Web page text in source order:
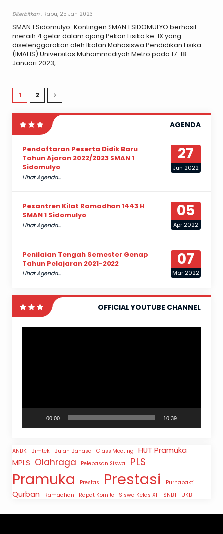
Diterbitkan: Rabu, 25 Jan 2023
SMAN 1 Sidomulyo-Kontingen SMAN 1 SIDOMULYO berhasil
meraih 4 gelar dalam ajang Pekan Fisika ke-IX yang
diselenggarakan oleh Ikatan Mahasiswa Pendidikan Fisika
(IMAFIS) Universitas Muhammadiyah Metro pada 17-18
Januari 2023,..
1 2
AGENDA
27
Jun 2022
Pendaftaran Peserta Didik Baru
Tahun Ajaran 2022/2023 SMAN 1
Sidomulyo
Lihat Agenda...
05
Apr 2022
Pesantren Kilat Ramadhan 1443 H
SMAN 1 Sidomulyo
Lihat Agenda...
07
Mar 2022
Penilaian Tengah Semester Genap
Tahun Pelajaran 2021-2022
Lihat Agenda...
OFFICIAL YOUTUBE CHANNEL
00:00 10:39
ANBK Bimtek Bulan Bahasa Class Meeting
HUT Pramuka
MPLS Olahraga Pelepasan Siswa PLS
Pramuka Prestas Prestasi Purnabakti
Qurban Ramadhan Rapat Komite Siswa Kelas XII SNBT UKBI